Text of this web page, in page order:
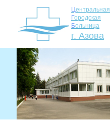
Центральная
Городская
Больница
г. Азова